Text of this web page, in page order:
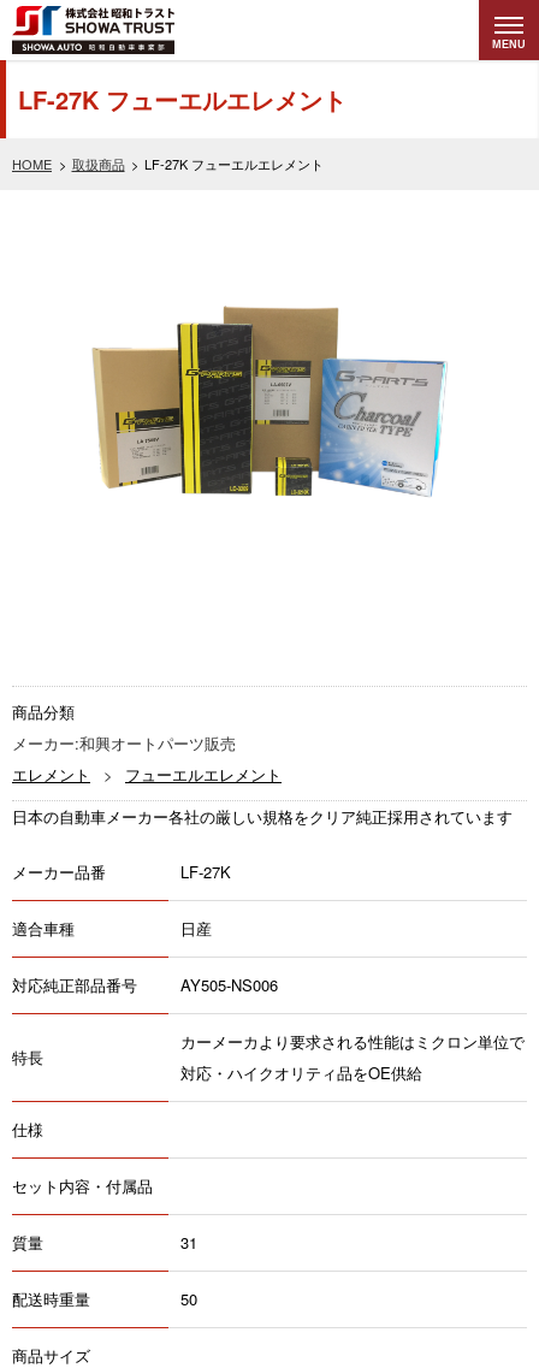
株式会社昭和トラ
スト (SHOWA
MENU
HOME 取扱商品 LF-27K フューエルエレメント
LF-27K フューエルエレメント
商品分類
メーカー:和興オートパーツ販売
エレメント
フューエルエレメント
日本の自動車メーカー各社の厳しい規格をクリア純正採用されています
メーカー品番 LF-27K
適合車種 日産
対応純正部品番号 AY505-NS006
特長
カーメーカより要求される性能はミクロン単位で
対応・ハイクオリティ品をOE供給
仕様
セット内容・付属品
質量 31
配送時重量 50
商品サイズ